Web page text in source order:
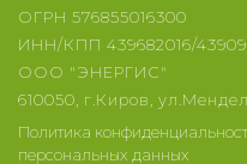
ОГРН 576855016300
ИНН/КПП 439682016/
ООО "ЭНЕРГИС"
610050, г.Киров,
Политика
персональных данных